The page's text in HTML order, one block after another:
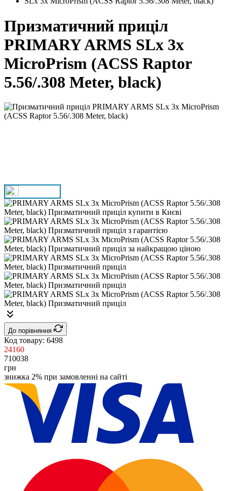
Призматичний приціл
PRIMARY ARMS SLx 3x
MicroPrism (ACSS Raptor
5.56/.308 Meter, black)
До порівняння
Код товару: 6498
24160
710038
грн
знижка 2% при замовленні на сайті